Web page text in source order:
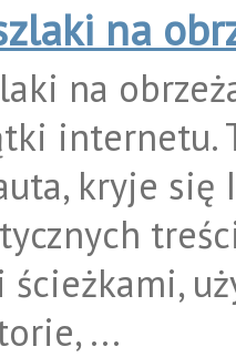
na
na
internetu.
kryje
ścieżkami,
...